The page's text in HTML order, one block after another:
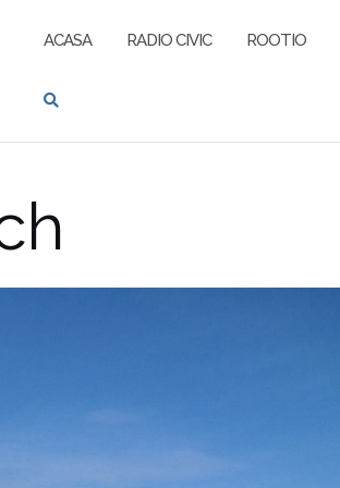
ACASA RADIO CIVIC ROOTIO